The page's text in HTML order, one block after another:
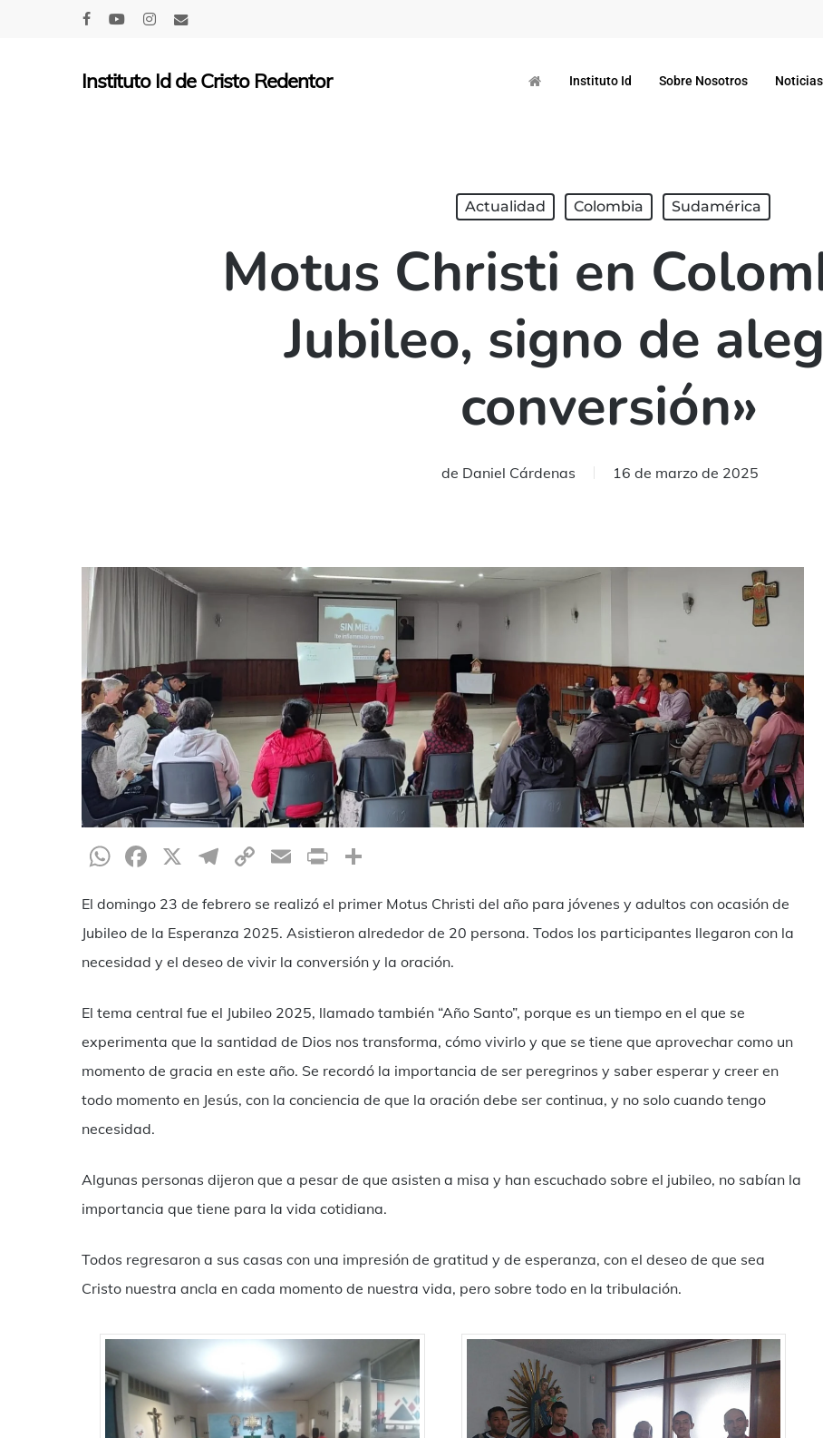
Hit enter to search or ESC to close
Instituto Id de Cristo Redentor Instituto Id Sobre Nosotros Noticias
Actualidad Colombia Sudamérica
Motus Christi en
Jubileo, signo de
conversión»
de Daniel Cárdenas 16 de marzo de 2025
WhatsApp
Facebook
X Telegram
CopyEmailPrint
El domingo 23 de febrero se realizó el primer Motus Christi del año para jóvenes y adultos con ocasión de
Jubileo de la Esperanza 2025. Asistieron alrededor de 20 persona. Todos los participantes llegaron con la
necesidad y el deseo de vivir la conversión y la oración.
El tema central fue el Jubileo 2025, llamado también “Año Santo”, porque es un tiempo en el que se
experimenta que la santidad de Dios nos transforma, cómo vivirlo y que se tiene que aprovechar como un
momento de gracia en este año. Se recordó la importancia de ser peregrinos y saber esperar y creer en
todo momento en Jesús, con la conciencia de que la oración debe ser continua, y no solo cuando tengo
necesidad.
Algunas personas dijeron que a pesar de que asisten a misa y han escuchado sobre el jubileo, no sabían la
importancia que tiene para la vida cotidiana.
Todos regresaron a sus casas con una impresión de gratitud y de esperanza, con el deseo de que sea
Cristo nuestra ancla en cada momento de nuestra vida, pero sobre todo en la tribulación.